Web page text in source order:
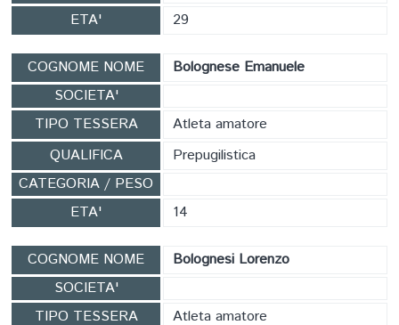
ETA'
29
COGNOME NOME
Bolognese Emanuele
SOCIETA'
TIPO TESSERA
Atleta amatore
QUALIFICA
Prepugilistica
CATEGORIA / PESO
ETA'
14
COGNOME NOME
Bolognesi Lorenzo
SOCIETA'
TIPO TESSERA
Atleta amatore